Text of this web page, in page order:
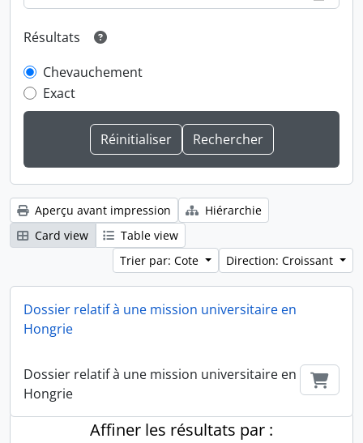
Résultats
Chevauchement
Exact
Aperçu avant impression
Hiérarchie
Card view
Table view
Trier par: Cote
Direction: Croissant
Dossier relatif à une mission universitaire en
Hongrie
Dossier relatif à une mission universitaire en
Hongrie
Affiner les résultats par :